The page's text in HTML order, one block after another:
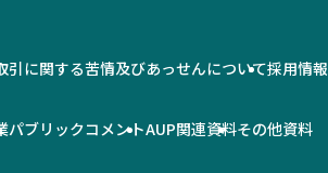
引に関する苦情及びあっせんについて採用情報
パブリックコメントAUP関連資料その他資料